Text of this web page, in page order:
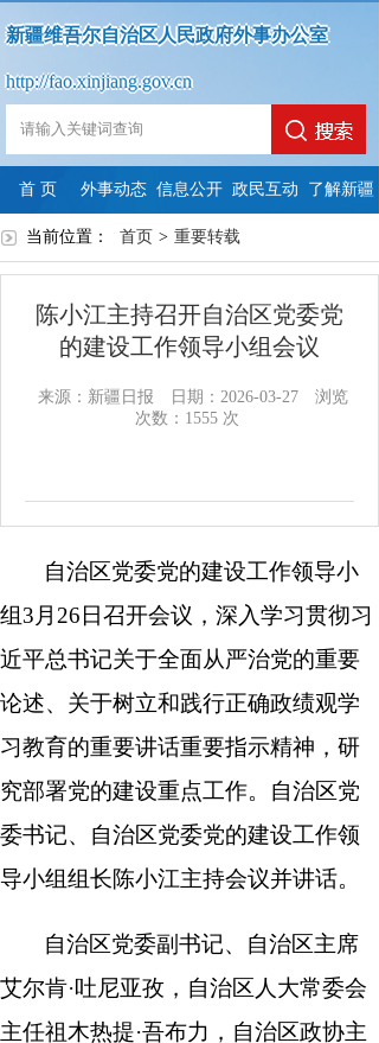
新疆维吾尔自治区人民政府外事办公室
http://fao.xinjiang.gov.cn
首 页 外事动态 信息公开
政
信
公
指
南
政
信
公
制
度
法
主
公
内
容
依
请
开
政
信
公
年
报
府
站
度
报
表
政民互动 了解新疆
当前位置： 首页 > 重要转载
陈小江主持召开自治区党委党
的建设工作领导小组会议
来源：新疆日报 日期：2026-03-27
浏览
次数： 1555次
自治区党委党的建设工作领导小
组3月26日召开会议，深入学习贯彻习
近平总书记关于全面从严治党的重要
论述、关于树立和践行正确政绩观学
习教育的重要讲话重要指示精神，研
究部署党的建设重点工作。自治区党
委书记、自治区党委党的建设工作领
导小组组长陈小江主持会议并讲话。
自治区党委副书记、自治区主席
艾尔肯·吐尼亚孜，自治区人大常委会
主任祖木热提·吾布力，自治区政协主